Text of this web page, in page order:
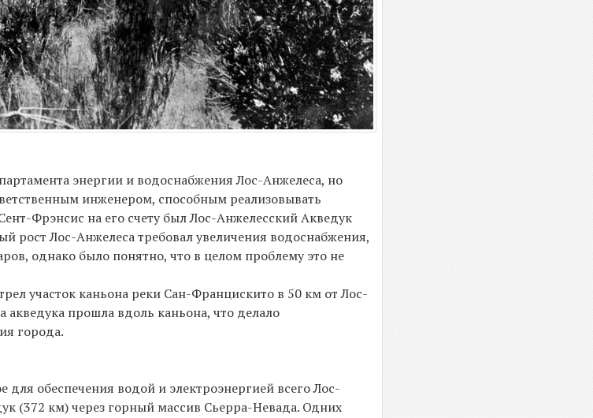
энергии и водоснабжения Лос-Анжелеса, но
инженером, способным реализовывать
Фрэнсис на его счету был Лос-Анжелесский Акведук
Лос-Анжелеса требовал увеличения водоснабжения,
однако было понятно, что в целом проблему это не
участок каньона реки Сан-Францискито в 50 км от Лос-
акведука прошла вдоль каньона, что делало
города.
обеспечения водой и электроэнергией всего Лос-
(372 км) через горный массив Сьерра-Невада. Одних